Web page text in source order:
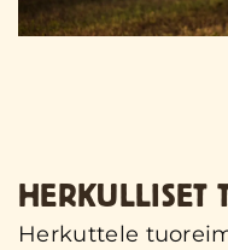
HERKULLISET
Herkuttele